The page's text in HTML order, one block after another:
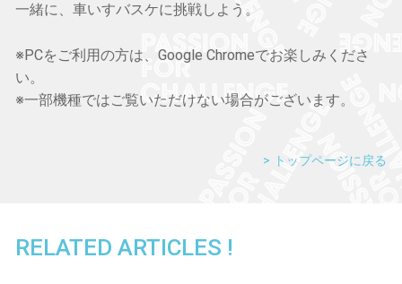
一緒に、車いすバスケに挑戦しよう。
※PCをご利用の方は、Google Chromeでお楽しみくださ
い。
※一部機種ではご覧いただけない場合がございます。
トップページに戻る
RELATED ARTICLES !